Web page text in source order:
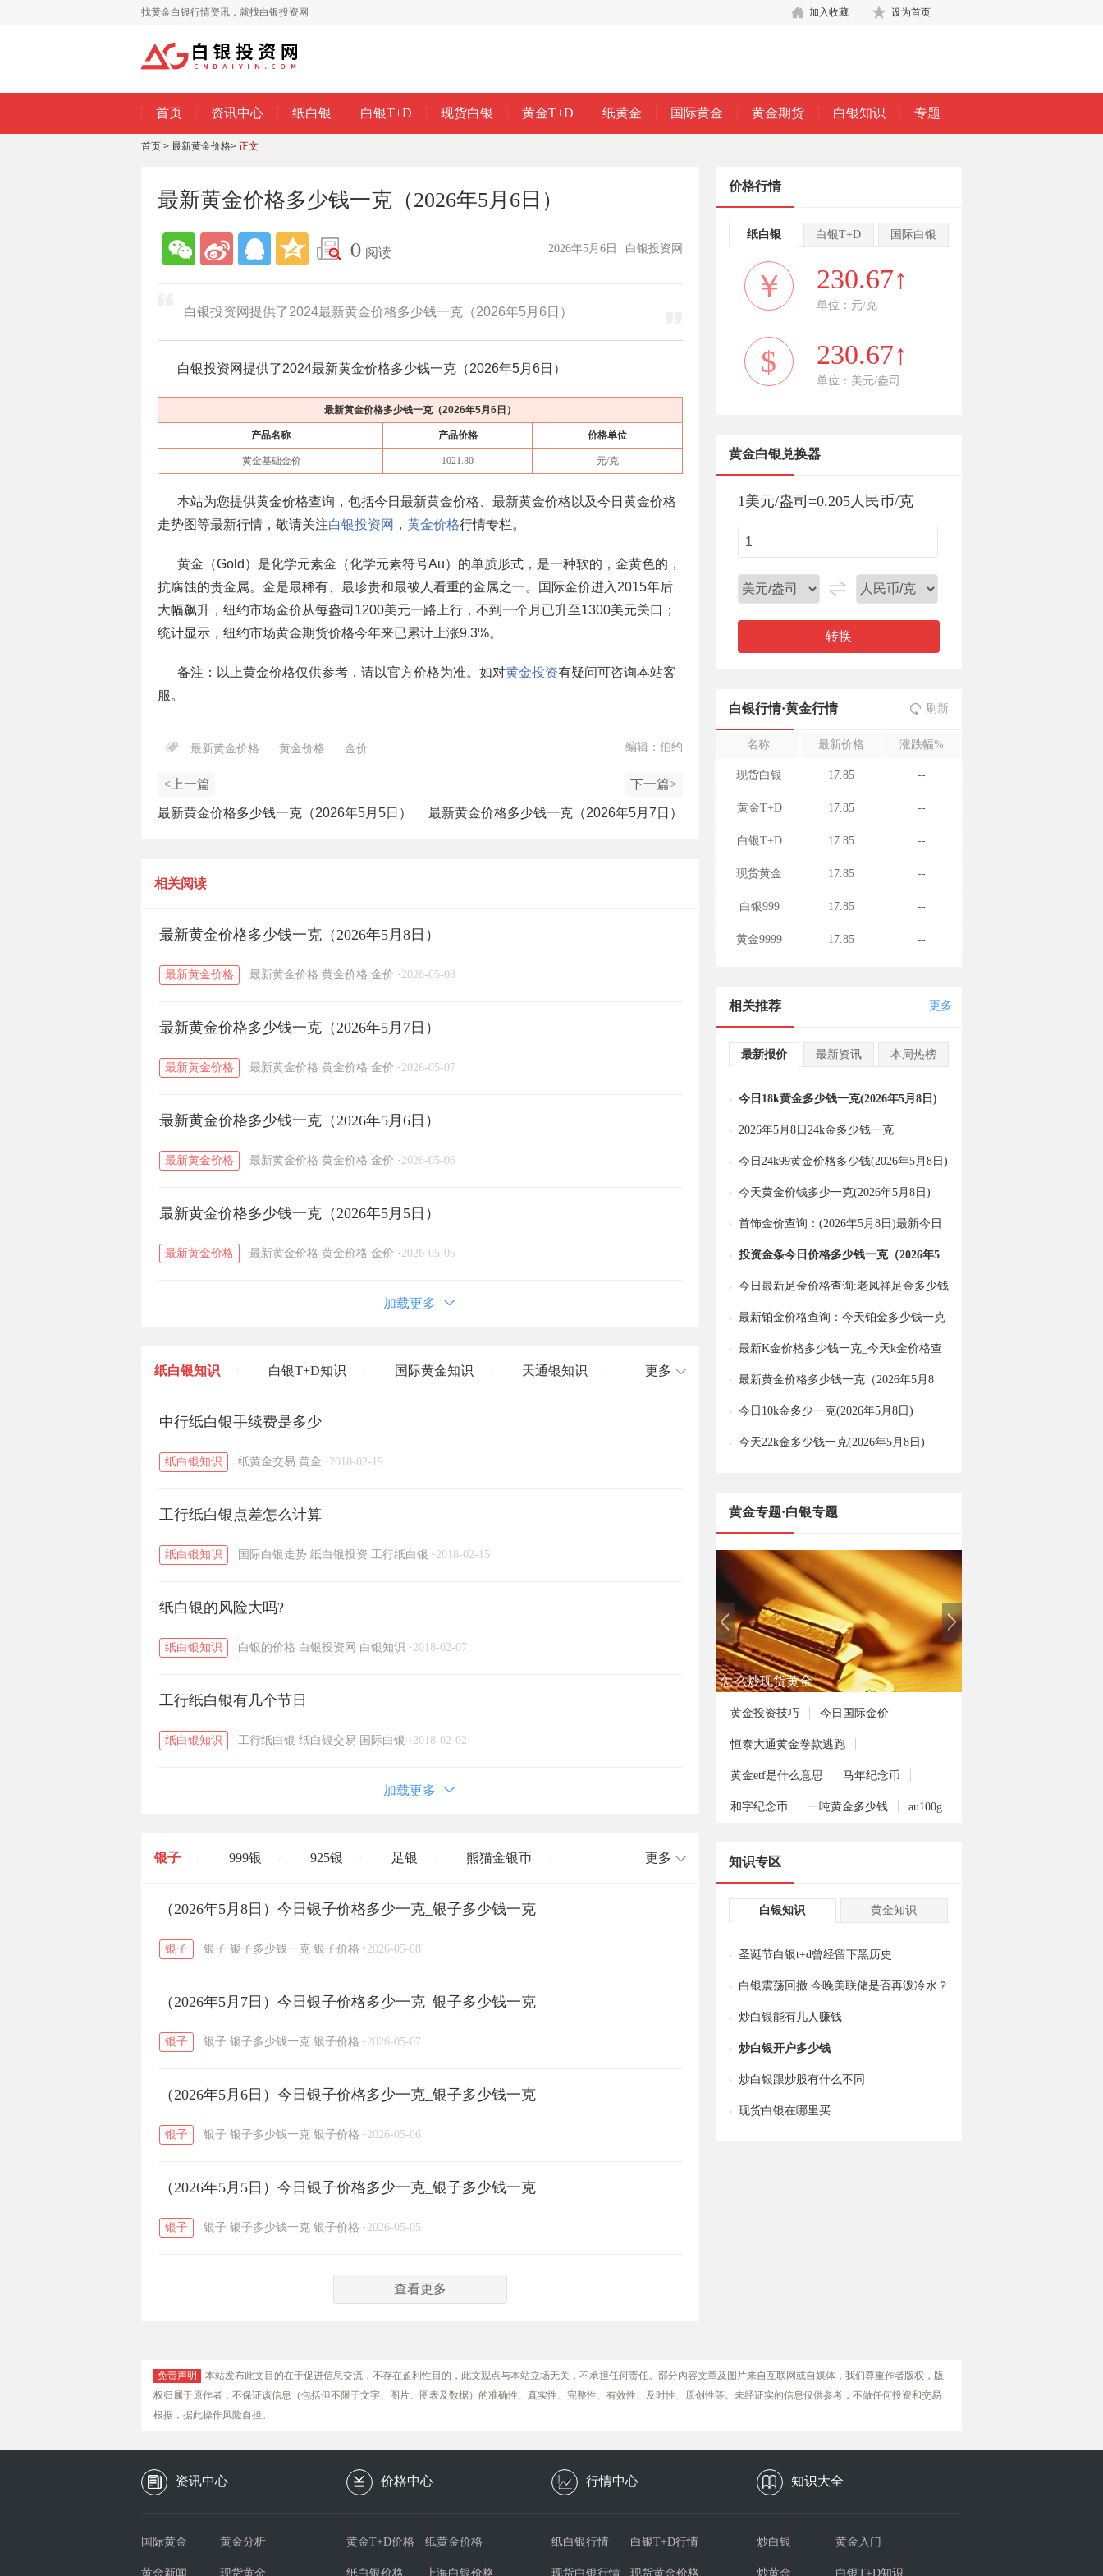
找黄金白银行情资讯，就找白银投资网 设为首页
加入收藏
首页 资讯中心 纸白银 白银T+D 现货白银 黄金T+D 纸黄金 国际黄金 黄金期货 白银知识 专题
首页 > 最新黄金价格> 正文
最新黄金价格多少钱一克（2026年5月6日）
0 阅读 白银投资网
2026年5月6日
白银投资网提供了2024最新黄金价格多少钱一克（2026年5月6日）
白银投资网提供了2024最新黄金价格多少钱一克（2026年5月6日 ）
最新黄金价格多少钱一克（2026年5月6日 ）
产品名称 产品价格 价格单位
黄金基础金价 1021.80 元/克
本站为您提供黄金价格查询，包括今日最新黄金价格、最新黄金价格以及今日黄金价格
走势图等最新行情，敬请关注白银投资网 ， 黄金价格行情专栏。
黄金（Gold）是化学元素金（化学元素符号Au）的单质形式，是一种软的，金黄色的，
抗腐蚀的贵金属。金是最稀有、最珍贵和最被人看重的金属之一。国际金价进入2015年后
大幅飙升，纽约市场金价从每盎司1200美元一路上行，不到一个月已升至1300美元关口；
统计显示，纽约市场黄金期货价格今年来已累计上涨9.3%。
备注：以上黄金价格仅供参考，请以官方价格为准。如对黄金投资有疑问可咨询本站客
服。
最新黄金价格 黄金价格 金价 编辑：伯约
<上一篇
最新黄金价格多少钱一克（2026年5月5日）
下一篇>
最新黄金价格多少钱一克（2026年5月7日）
相关阅读
最新黄金价格多少钱一克（2026年5月8日）
最新黄金价格 最新黄金价格 黄金价格 金价 · 2026-05-08
最新黄金价格多少钱一克（2026年5月7日）
最新黄金价格 最新黄金价格 黄金价格 金价 · 2026-05-07
最新黄金价格多少钱一克（2026年5月6日）
最新黄金价格 最新黄金价格 黄金价格 金价 · 2026-05-06
最新黄金价格多少钱一克（2026年5月5日）
最新黄金价格 最新黄金价格 黄金价格 金价 · 2026-05-05
加载更多
纸白银知识 白银T+D知识 国际黄金知识 天通银知识
黄金T+D知识 / 粤贵银知识
更多
中行纸白银手续费是多少
纸白银知识 纸黄金交易 黄金 · 2018-02-19
工行纸白银点差怎么计算
纸白银知识 国际白银走势 纸白银投资 工行纸白银 · 2018-02-15
纸白银的风险大吗?
纸白银知识 白银的价格 白银投资网 白银知识 · 2018-02-07
工行纸白银有几个节日
纸白银知识 工行纸白银 纸白银交易 国际白银 · 2018-02-02
加载更多
银子 999银 925银 足银 熊猫金银币
开国纪念币 大清银币 / 长城币 / 老凤祥
菜百 周生生 周大生
六福 / 金至尊 / 潮宏基 / 亚一金店 黄金
更多
（2026年5月8日）今日银子价格多少一克_银子多少钱一克
银子 银子 银子多少钱一克 银子价格 · 2026-05-08
（2026年5月7日）今日银子价格多少一克_银子多少钱一克
银子 银子 银子多少钱一克 银子价格 · 2026-05-07
（2026年5月6日）今日银子价格多少一克_银子多少钱一克
银子 银子 银子多少钱一克 银子价格 · 2026-05-06
（2026年5月5日）今日银子价格多少一克_银子多少钱一克
银子 银子 银子多少钱一克 银子价格 · 2026-05-05
查看更多
价格行情
纸白银 白银T+D 国际白银
￥ 230.67↑
单位：元/克
$ 230.67↑
单位：美元/盎司
黄金白银兑换器
1美元/盎司 =0.205人民币/克
转换
白银行情·黄金行情 刷新
名称 最新价格 涨跌幅%
现货白银 17.85 --
黄金T+D 17.85 --
白银T+D 17.85 --
现货黄金 17.85 --
白银999 17.85 --
黄金9999 17.85 --
相关推荐 更多
最新报价 最新资讯 本周热榜
今日18k黄金多少钱一克(2026年5月8日)
2026年5月8日24k金多少钱一克
今日24k99黄金价格多少钱(2026年5月8日)
今天黄金价钱多少一克(2026年5月8日)
首饰金价查询：(2026年5月8日)最新今日
金价多少一克？
投资金条今日价格多少钱一克（2026年5
月8日）
今日最新足金价格查询:老凤祥足金多少钱
一克（2026年5月8日）
最新铂金价格查询：今天铂金多少钱一克
（2026年5月8日）
最新K金价格多少钱一克_今天k金价格查
询（2026年5月8日）
最新黄金价格多少钱一克（2026年5月8
日）
今日10k金多少一克(2026年5月8日)
今天22k金多少钱一克(2026年5月8日)
黄金专题·白银专题
如何投资熊猫金币
黄金投资技巧 今日国际金价
恒泰大通黄金卷款逃跑
黄金etf是什么意思 马年纪念币
和字纪念币 一吨黄金多少钱 au100g
知识专区
白银知识 黄金知识
圣诞节白银t+d曾经留下黑历史
白银震荡回撤 今晚美联储是否再泼冷水？
炒白银能有几人赚钱
炒白银开户多少钱
炒白银跟炒股有什么不同
现货白银在哪里买
免责声明
本站发布此文目的在于促进信息交流，不存在盈利性目的，此文观点与本站立场无关，不承担任何责任。部分内容文章及图片来自互联网或自媒体，我们尊重作者版权，版
权归属于原作者，不保证该信息（包括但不限于文字、图片、图表及数据）的准确性、真实性、完整性、有效性、及时性、原创性等。未经证实的信息仅供参考，不做任何投资和交易
根据，据此操作风险自担。
资讯中心 价格中心 行情中心 知识大全
国际黄金 黄金分析
黄金新闻 现货黄金
黄金T+D价格 纸黄金价格
纸白银价格 上海白银价格
纸白银行情 白银T+D行情
现货白银行情 现货黄金价格
炒白银 黄金入门
炒黄金 白银T+D知识